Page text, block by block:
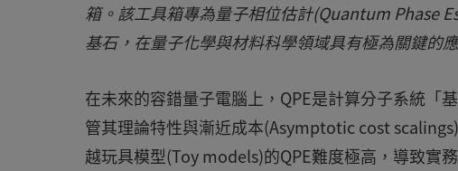
箱。該工具箱專為量子相位估計(Quantum Phase
基石，在量子化學與材料科學領域具有極為關鍵的
在未來的容錯量子電腦上，QPE是計算分子系統
管其理論特性與漸近成本(Asymptotic cost
越玩具模型(Toy models)的QPE難度極高，導致